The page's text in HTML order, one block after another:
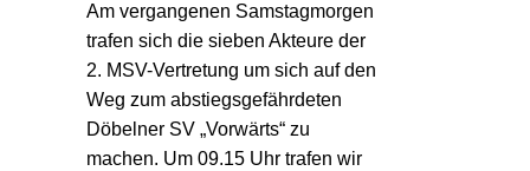
Am vergangenen Samstagmorgen
trafen sich die sieben Akteure der
2. MSV-Vertretung um sich auf den
Weg zum abstiegsgefährdeten
Döbelner SV „Vorwärts“ zu
machen. Um 09.15 Uhr trafen wir